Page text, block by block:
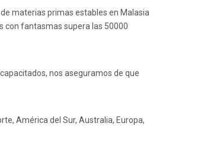
materias primas estables en Malasia
con fantasmas supera las 50000
nos aseguramos de que
América del Sur, Australia, Europa,